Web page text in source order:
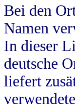
Bei den
Namen
In dieser
deutsche
liefert